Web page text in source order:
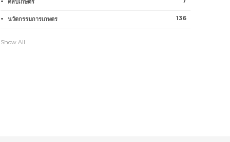
คลิปเกษตร
นวัตกรรมการเกษตร 136
Show All